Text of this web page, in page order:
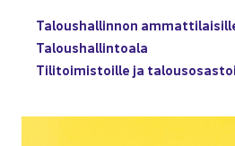
Ta­lous­hal­lin­non
Ta­lous­hal­lin­toa­la
Ti­li­toi­mis­toil­le ja